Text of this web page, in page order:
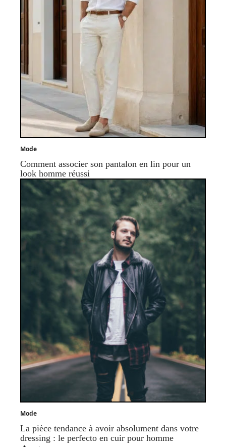
Mode
Comment associer son pantalon en lin pour un
look homme réussi
Mode
La pièce tendance à avoir absolument dans votre
dressing : le perfecto en cuir pour homme